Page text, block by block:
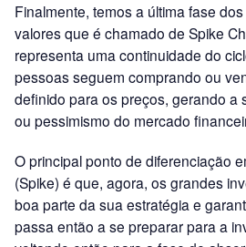
Finalmente, temos a última fase
valores que é chamado de Spike
representa uma continuidade do
pessoas seguem comprando ou
definido para os preços, gerando a
ou pessimismo do mercado
O principal ponto de diferenciação
(Spike) é que, agora, os grandes
boa parte da sua estratégia e
passa então a se preparar para a